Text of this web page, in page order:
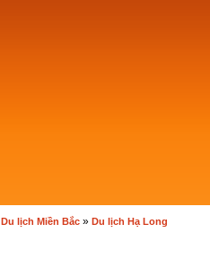
Du lịch Miền Bắc» Du lịch Hạ Long